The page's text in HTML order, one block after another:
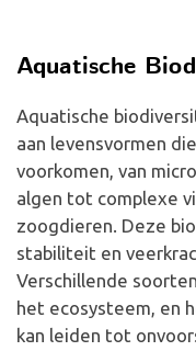
Aquatische
Aquatische
aan levensvormen
voorkomen, van
algen tot complexe
zoogdieren. Deze
stabiliteit en
Verschillende
het ecosysteem, en
kan leiden tot